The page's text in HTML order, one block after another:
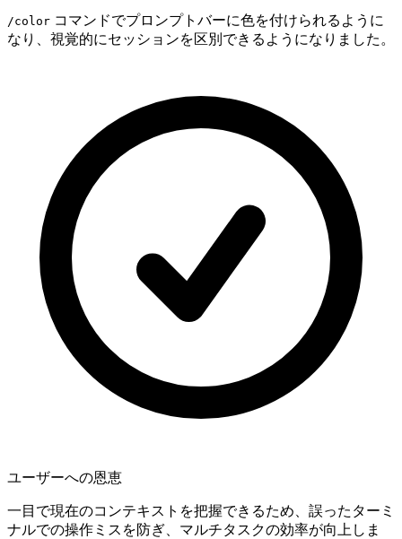
/color コマンドでプロンプトバーに色を付けられるように
なり、視覚的にセッションを区別できるようになりました。
ユーザーへの恩恵
一目で現在のコンテキストを把握できるため、誤ったターミ
ナルでの操作ミスを防ぎ、マルチタスクの効率が向上しま